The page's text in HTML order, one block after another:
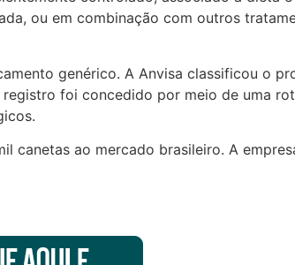
ou em combinação com outros
genérico. A Anvisa classificou o
foi concedido por meio de uma
canetas ao mercado brasileiro. A